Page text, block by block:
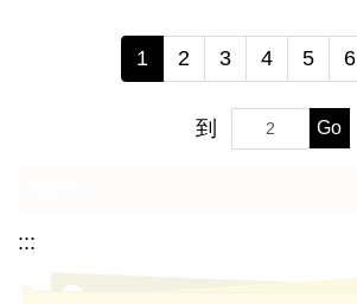
1 2 3 4 5 6
到 Go
:::